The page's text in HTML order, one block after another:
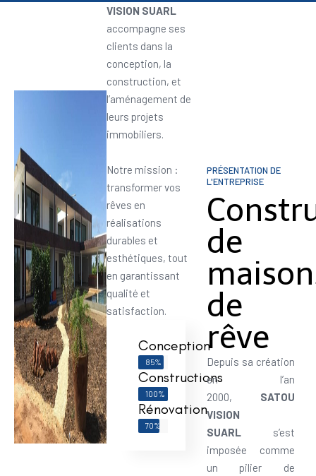
VISION SUARL
accompagne ses
clients dans la
conception, la
construction, et
l’aménagement de
leurs projets
immobiliers.
Notre mission :
transformer vos
rêves en
réalisations
durables et
esthétiques, tout
en garantissant
qualité et
satisfaction.
Conception
85%
Constructions
100%
Rénovation
70%
PRÉSENTATION DE
L'ENTREPRISE
de
de
rêve
Depuis sa création
en l’an
2000, SATOU
VISION
SUARLs’est
imposée comme
un pilier de